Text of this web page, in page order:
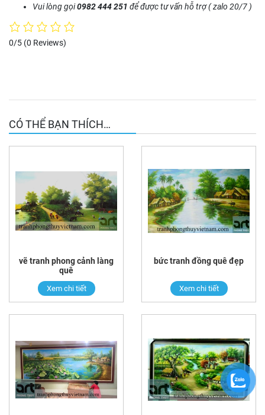
Vui lòng gọi0982 444 251 để được tư vấn hỗ trợ ( zalo 20/7 )
0/5 (0 Reviews)
CÓ THỂ BẠN THÍCH…
vẽ tranh phong cảnh làng
quê
Xem chi tiết
bức tranh đồng quê đẹp
Xem chi tiết